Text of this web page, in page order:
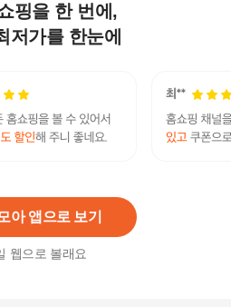
핑을 한 번에,
저가를 한눈에
아 앱으로 보기
웹으로 볼래요
접촉 온도 측정기 간편 체온 측정 비
귀 듀얼 체온계 CP-EU-2020 국내제